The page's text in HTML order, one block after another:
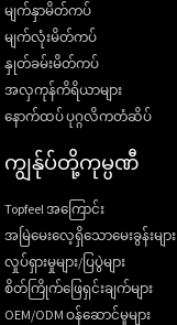
မျက်နှာမိတ်ကပ်
မျက်လုံးမိတ်ကပ်
နှုတ်ခမ်းမိတ်ကပ်
အလှကုန်ကိရိယာများ
နောက်ထပ် ပုဂ္ဂလိကတံဆိပ်
ကျွန်ုပ်တို့ကုမ္ပဏီ
Topfeel အကြောင်း
အမြဲမေးလေ့ရှိသောမေးခွန်းများ
လှုပ်ရှားမှုများ/ပြပွဲများ
စိတ်ကြိုက်ဖြေရှင်းချက်များ
OEM/ODM ဝန်ဆောင်မှုများ